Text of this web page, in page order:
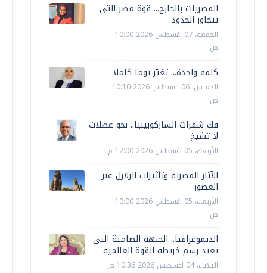
المصريات بالخارج... قوة مصر التي
تتجاوز الحدود
الجمعة، 07 اغسطس 2026 10:00
ص
كلمة واحدة... تغيّر يوما كاملا
الخميس، 06 اغسطس 2026 10:10
ص
فك شفرات الساركوبينيا.. نحو عضلات
لا تشيخ
الأربعاء، 05 اغسطس 2026 12:00 م
الآثار المصرية وتأثيرات الزلازل عبر
العصور
الأربعاء، 05 اغسطس 2026 10:00
ص
الديموغرافيا.. الجبهة الصامتة التي
تعيد رسم خريطة القوة العالمية
الثلاثاء، 04 اغسطس 2026 10:36 ص